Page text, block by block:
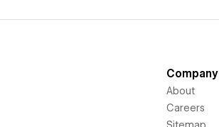
Company
About
Careers
Sitemap